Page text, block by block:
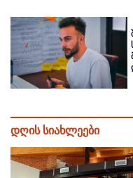
დღის სიახლეები